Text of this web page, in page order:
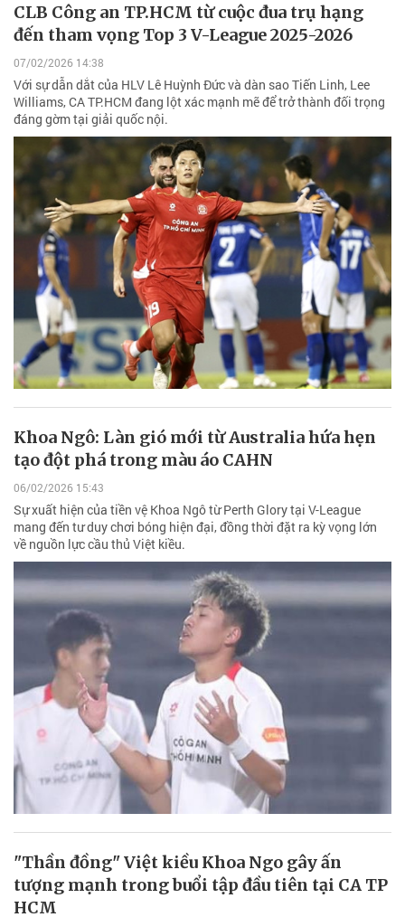
CLB Công an TP.HCM từ cuộc đua trụ hạng
đến tham vọng Top 3 V-League 2025-2026
07/02/2026 14:38
Với sự dẫn dắt của HLV Lê Huỳnh Đức và dàn sao Tiến Linh, Lee
Williams, CA TP.HCM đang lột xác mạnh mẽ để trở thành đối trọng
đáng gờm tại giải quốc nội.
Khoa Ngô: Làn gió mới từ Australia hứa hẹn
tạo đột phá trong màu áo CAHN
06/02/2026 15:43
Sự xuất hiện của tiền vệ Khoa Ngô từ Perth Glory tại V-League
mang đến tư duy chơi bóng hiện đại, đồng thời đặt ra kỳ vọng lớn
về nguồn lực cầu thủ Việt kiều.
"Thần đồng" Việt kiều Khoa Ngo gây ấn
tượng mạnh trong buổi tập đầu tiên tại CA TP
HCM